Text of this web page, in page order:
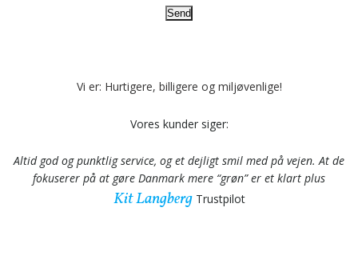
Vi er: Hurtigere, billigere og miljøvenlige!
Vores kunder siger:
Altid god og punktlig service, og et dejligt smil med på vejen. At de
fokuserer på at gøre Danmark mere “grøn” er et klart plus
Kit LangbergTrustpilot